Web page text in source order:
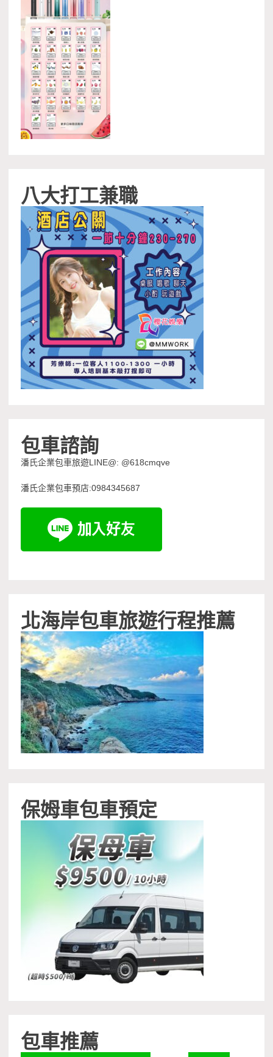
八大打工兼職
包車諮詢
潘氏企業包車旅遊LINE@: @618cmqve
潘氏企業包車預店:0984345687
北海岸包車旅遊行程推薦
保姆車包車預定
包車推薦